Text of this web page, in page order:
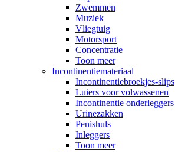
Zwemmen
Muziek
Vliegtuig
Motorsport
Concentratie
Toon meer
Incontinentiemateriaal
Incontinentiebroekjes-slips
Luiers voor volwassenen
Incontinentie onderleggers
Urinezakken
Penishuls
Inleggers
Toon meer